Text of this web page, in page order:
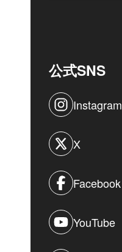
公式SNS
Instagram
X
Facebook
YouTube